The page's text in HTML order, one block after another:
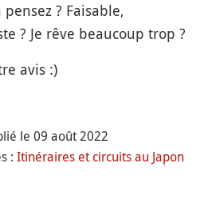
? Faisable,
? Je rêve beaucoup trop ?
avis :)
le 09 août 2022
: Itinéraires et circuits au Japon